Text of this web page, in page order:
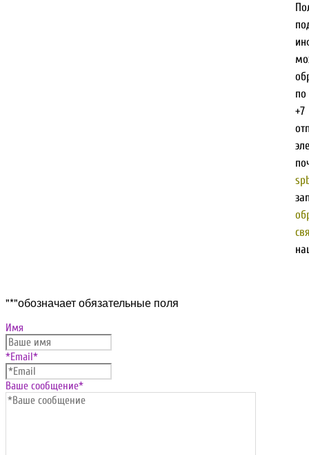
вверх
"*"обозначает обязательные поля
Имя
*Email*
Ваше сообщение*